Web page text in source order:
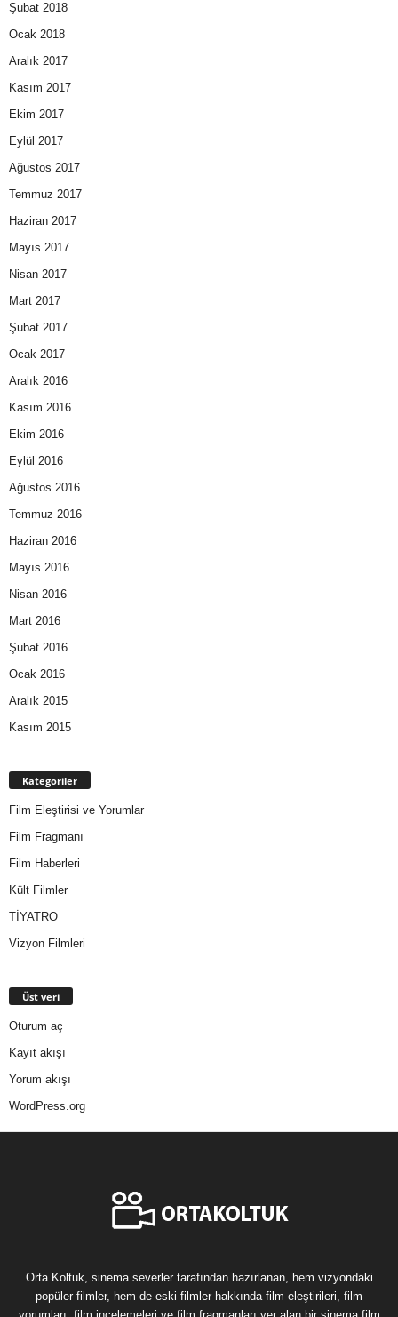
Şubat 2018
Ocak 2018
Aralık 2017
Kasım 2017
Ekim 2017
Eylül 2017
Ağustos 2017
Temmuz 2017
Haziran 2017
Mayıs 2017
Nisan 2017
Mart 2017
Şubat 2017
Ocak 2017
Aralık 2016
Kasım 2016
Ekim 2016
Eylül 2016
Ağustos 2016
Temmuz 2016
Haziran 2016
Mayıs 2016
Nisan 2016
Mart 2016
Şubat 2016
Ocak 2016
Aralık 2015
Kasım 2015
Kategoriler
Film Eleştirisi ve Yorumlar
Film Fragmanı
Film Haberleri
Kült Filmler
TİYATRO
Vizyon Filmleri
Üst veri
Oturum aç
Kayıt akışı
Yorum akışı
WordPress.org
Orta Koltuk, sinema severler tarafından hazırlanan, hem vizyondaki
popüler filmler, hem de eski filmler hakkında film eleştirileri, film